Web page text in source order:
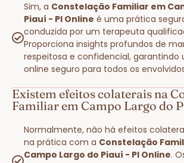
Sim, a Constelação Familiar em
Piauí - PI Online é uma prática
conduzida por um terapeuta
Proporciona insights profundos de
respeitosa e confidencial, garantindo
online seguro para todos os
Existem efeitos colaterais na
Familiar em Campo Largo do
Normalmente, não há efeitos
na prática com a Constelação
Campo Largo do Piauí - PI Online.